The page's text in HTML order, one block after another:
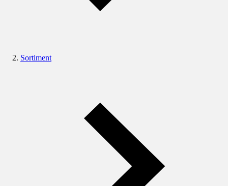
Sortiment